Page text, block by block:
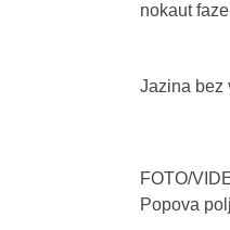
nokaut faze
Jazina bez
FOTO/
Popova